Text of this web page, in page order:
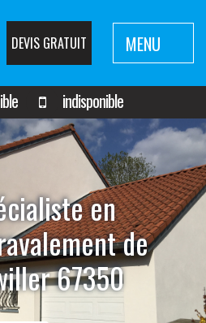
DEVIS GRATUIT MENU
indisponible
en
de
67350